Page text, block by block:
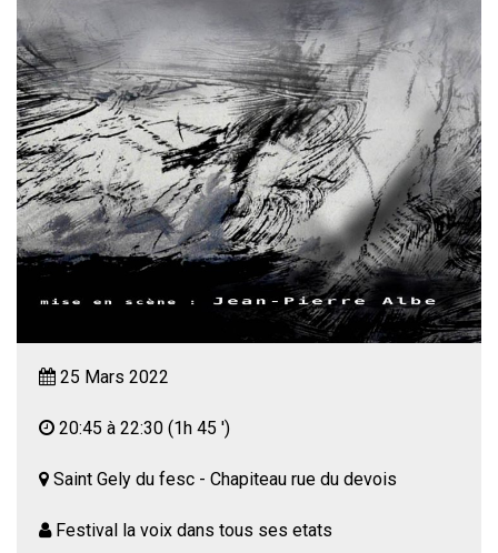
25 Mars 2022
20:45 à 22:30 (1h 45 ')
Saint Gely du fesc - Chapiteau rue du devois
Festival la voix dans tous ses etats